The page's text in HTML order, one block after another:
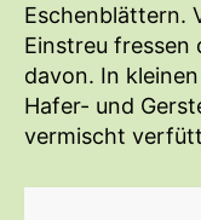
Eschenblättern.
Einstreu fressen
davon. In
Hafer- und
vermischt